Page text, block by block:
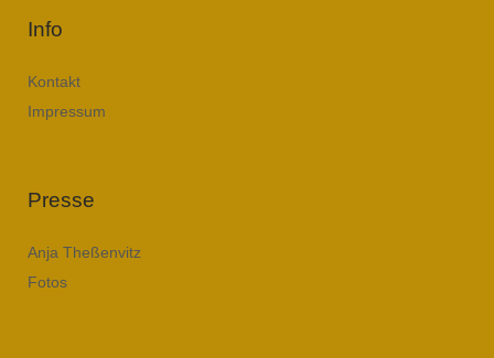
Info
Kontakt
Impressum
Presse
Anja Theßenvitz
Fotos